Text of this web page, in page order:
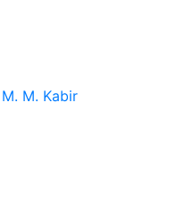
M. Kabir